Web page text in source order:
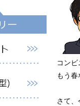
コン
もう
さて、